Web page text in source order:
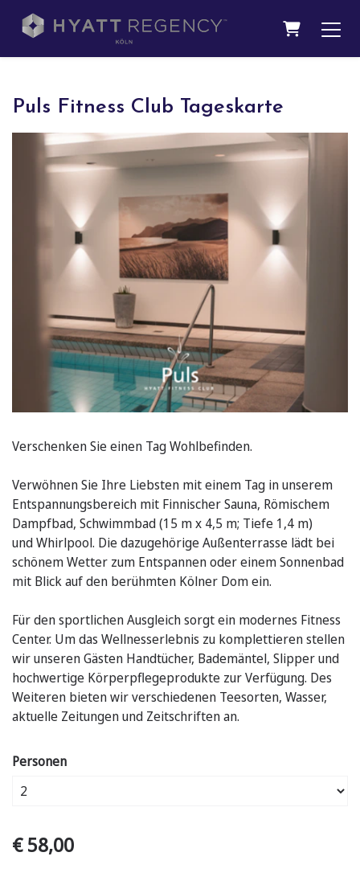
Puls Fitness Club Tageskarte
Verschenken Sie einen Tag Wohlbefinden.
Verwöhnen Sie Ihre Liebsten mit einem Tag in unserem
Entspannungsbereich mit Finnischer Sauna, Römischem
Dampfbad, Schwimmbad (15 m x 4,5 m; Tiefe 1,4 m)
und Whirlpool. Die dazugehörige Außenterrasse lädt bei
schönem Wetter zum Entspannen oder einem Sonnenbad
mit Blick auf den berühmten Kölner Dom ein.
Für den sportlichen Ausgleich sorgt ein modernes Fitness
Center. Um das Wellnesserlebnis zu komplettieren stellen
wir unseren Gästen Handtücher, Bademäntel, Slipper und
hochwertige Körperpflegeprodukte zur Verfügung. Des
Weiteren bieten wir verschiedenen Teesorten, Wasser,
aktuelle Zeitungen und Zeitschriften an.
Personen
€ 58,00